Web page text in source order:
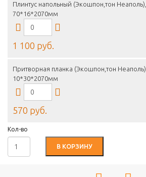
Плинтус напольный (Экошпон,тон Неаполь),
70*16*2070мм
1 100 руб.
Притворная планка (Экошпон,тон Неаполь),
10*30*2070мм
570 руб.
Кол-во
В КОРЗИНУ